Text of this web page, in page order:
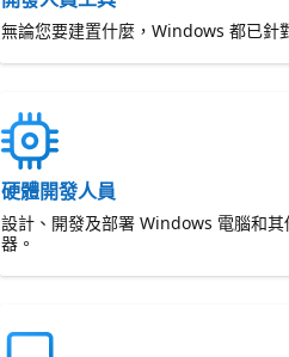
無論您要建置什麼，Windows 都已針
硬體開發人員
設計、開發及部署 Windows 電腦和
器。